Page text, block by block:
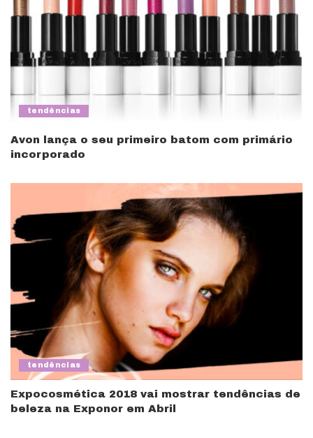
tendências
Avon lança o seu primeiro batom com primário
incorporado
tendências
Expocosmética 2018 vai mostrar tendências de
beleza na Exponor em Abril